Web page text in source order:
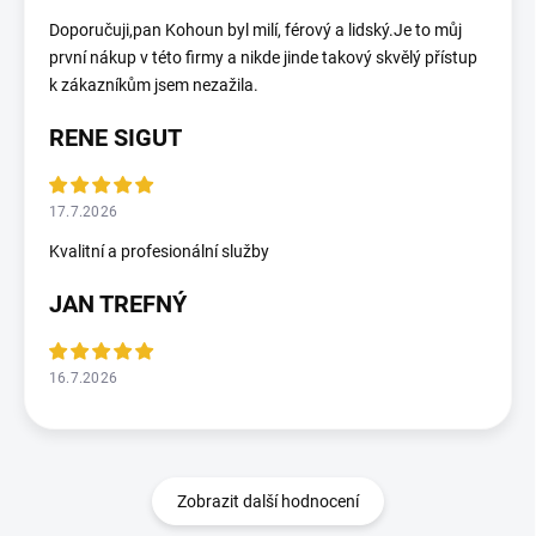
Doporučuji,pan Kohoun byl milí, férový a lidský.Je to můj
první nákup v této firmy a nikde jinde takový skvělý přístup
k zákazníkům jsem nezažila.
RENE SIGUT
17.7.2026
Kvalitní a profesionální služby
JAN TREFNÝ
16.7.2026
Zobrazit další hodnocení